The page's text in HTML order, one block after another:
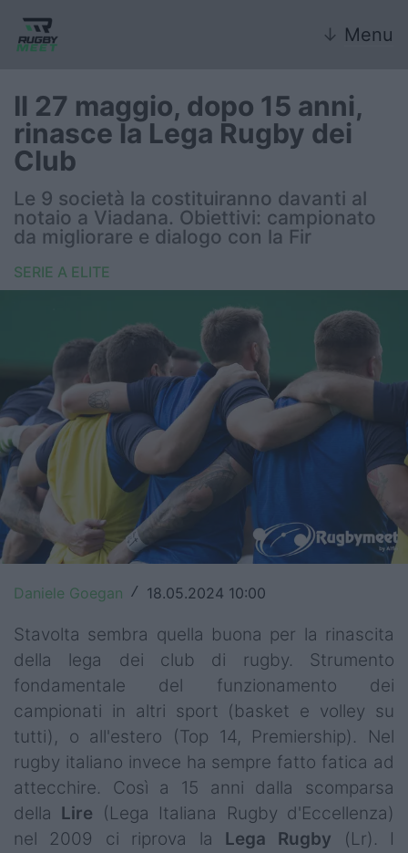
↓ Menu
Nazionale
Nazionali giovanili
Rugby Sevens
FIR
6 Nazioni
United Rugby Championship
Top14
Premiership
Champions Cup
Challenge Cup
World Rugby
Rugby World Cup
Super Rugby
Rugby in TV
Mercato
Serie A Elite
Campionati
Il 27 maggio, dopo 15 anni,
rinasce la Lega Rugby dei
Club
Le 9 società la costituiranno davanti al
notaio a Viadana. Obiettivi: campionato
da migliorare e dialogo con la Fir
SERIE A ELITE
Daniele Goegan / 18.05.2024 10:00
Stavolta sembra quella buona per la rinascita
della lega dei club di rugby. Strumento
fondamentale del funzionamento dei
campionati in altri sport (basket e volley su
tutti), o all'estero (Top 14, Premiership). Nel
rugby italiano invece ha sempre fatto fatica ad
attecchire. Così a 15 anni dalla scomparsa
della Lire (Lega Italiana Rugby d'Eccellenza)
nel 2009 ci riprova la Lega Rugby (Lr). I